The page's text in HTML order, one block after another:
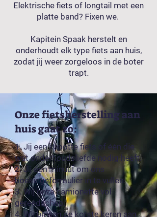
Elektrische fiets of longtail met een
platte band? Fixen we.
Kapitein Spaak herstelt en
onderhoudt elk type fiets aan huis,
zodat jij weer zorgeloos in de boter
trapt.
Onze fietsherstelling aan
huis gaat zo:
1. Jij een kapotte fiets of één die
wat onderhoudsliefde nodig heeft.
2. Jij één minuut om ons
boekingsformulier in te vullen.
3. Wij onze camionette vol
gereedschap.
4. Wij binnen de korste keren aan